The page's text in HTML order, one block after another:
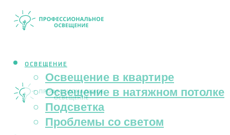
ОСВЕЩЕНИЕ
Освещение в квартире
Освещение в натяжном потолке
Подсветка
Проблемы со светом